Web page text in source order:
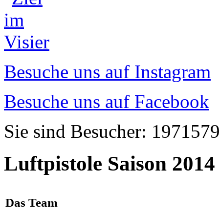
Besuche uns auf Instagram
Besuche uns auf Facebook
Sie sind Besucher:
Luftpistole Saison 2014
Das Team